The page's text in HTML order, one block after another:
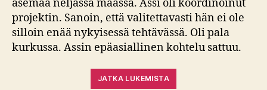
asemaa neljässä maassa. Assi oli koordinoinut
projektin. Sanoin, että valitettavasti hän ei ole
silloin enää nykyisessä tehtävässä. Oli pala
kurkussa. Assin epäasiallinen kohtelu sattuu.
JATKA LUKEMISTA